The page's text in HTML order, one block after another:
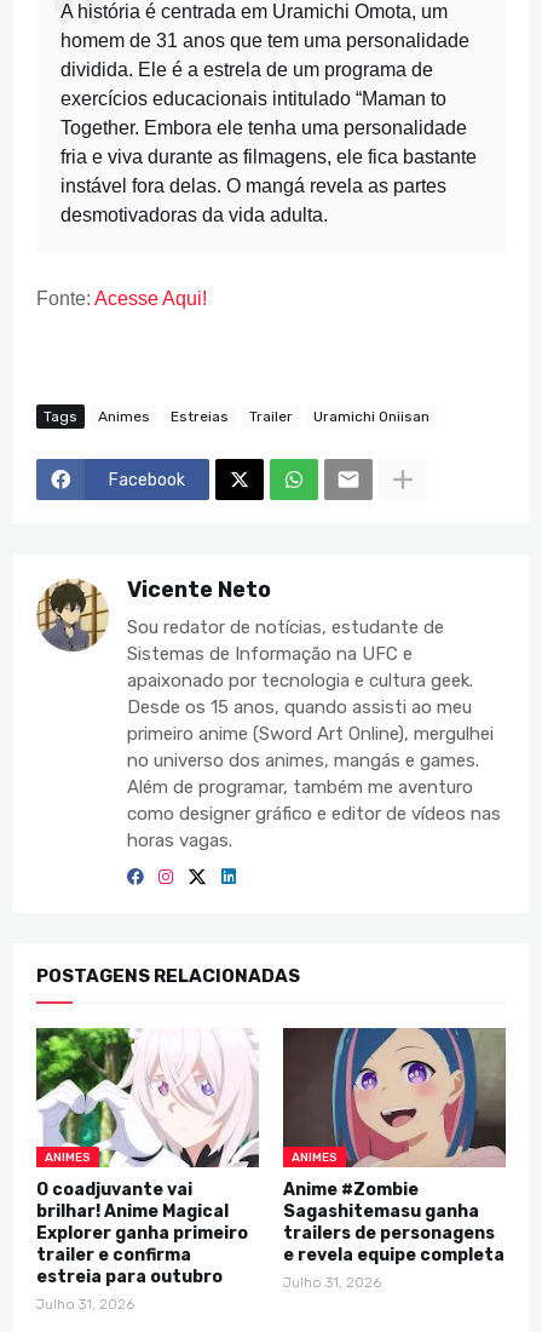
A história é centrada em Uramichi Omota, um
homem de 31 anos que tem uma personalidade
dividida. Ele é a estrela de um programa de
exercícios educacionais intitulado “Maman to
Together. Embora ele tenha uma personalidade
fria e viva durante as filmagens, ele fica bastante
instável fora delas. O mangá revela as partes
desmotivadoras da vida adulta.
Fonte: Acesse Aqui!
Tags Animes Estreias Trailer Uramichi Oniisan
Facebook
Vicente Neto
Sou redator de notícias, estudante de
Sistemas de Informação na UFC e
apaixonado por tecnologia e cultura geek.
Desde os 15 anos, quando assisti ao meu
primeiro anime (Sword Art Online), mergulhei
no universo dos animes, mangás e games.
Além de programar, também me aventuro
como designer gráfico e editor de vídeos nas
horas vagas.
POSTAGENS RELACIONADAS
ANIMES
O coadjuvante vai
brilhar! Anime Magical
Explorer ganha primeiro
trailer e confirma
estreia para outubro
Julho 31, 2026
ANIMES
Anime #Zombie
Sagashitemasu ganha
trailers de personagens
e revela equipe completa
Julho 31, 2026